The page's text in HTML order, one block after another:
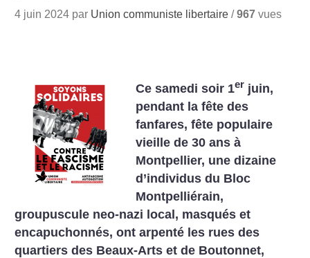
4 juin 2024 par Union communiste libertaire /967 vues
Ce samedi soir 1er juin,
pendant la fête des
fanfares, fête populaire
vieille de 30 ans à
Montpellier, une dizaine
d’individus du Bloc
Montpelliérain,
groupuscule neo-nazi local, masqués et
encapuchonnés, ont arpenté les rues des
quartiers des Beaux-Arts et de Boutonnet,